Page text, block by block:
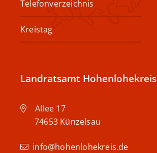
Telefonverzeichnis
Kreistag
Landratsamt Hohenlohekreis
Allee 17
74653 Künzelsau
info@hohenlohekreis.de